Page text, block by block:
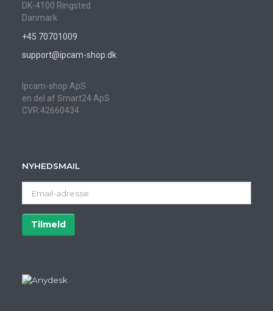
DK-4100 Ringsted
Danmark
+45 70701009
support@ipcam-shop.dk
Ipcam-shop ApS
en del af Smart24 ApS
CVR:42660434
NYHEDSMAIL
adresse
Tilmeld